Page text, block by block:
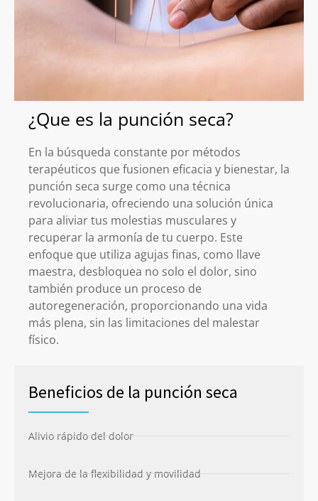
¿Que es la punción seca?
En la búsqueda constante por métodos
terapéuticos que fusionen eficacia y bienestar, la
punción seca surge como una técnica
revolucionaria, ofreciendo una solución única
para aliviar tus molestias musculares y
recuperar la armonía de tu cuerpo. Este
enfoque que utiliza agujas finas, como llave
maestra, desbloquea no solo el dolor, sino
también produce un proceso de
autoregeneración, proporcionando una vida
más plena, sin las limitaciones del malestar
físico.
Beneficios de la punción seca
Alivio rápido del dolor
Mejora de la flexibilidad y movilidad